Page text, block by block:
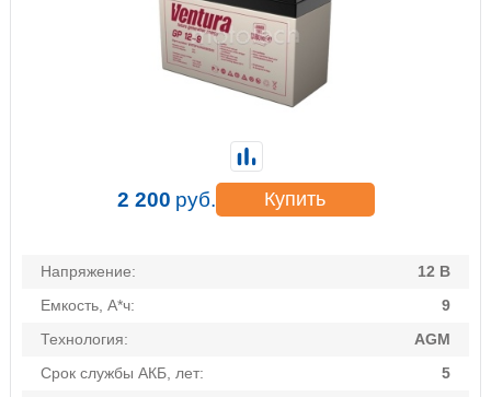
Напряжение:
12 В
Емкость, А*ч:
9
Технология:
AGM
Срок службы АКБ, лет:
5
2 200 руб. Купить